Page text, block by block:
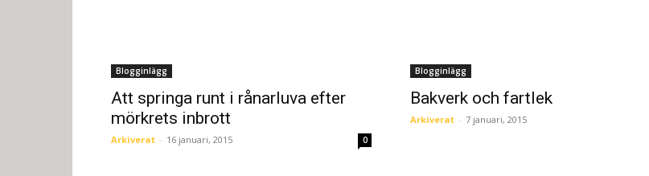
Blogginlägg
Att springa runt i rånarluva efter
mörkrets inbrott
Arkiverat - 16 januari, 2015 0
Blogginlägg
Bakverk och fartlek
Arkiverat - 7 januari, 2015